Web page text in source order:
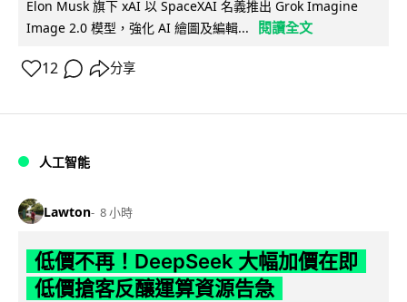
Elon Musk 旗下 xAI 以 SpaceXAI 名義推出 Grok Imagine
Image 2.0 模型，強化 AI 繪圖及編輯...
閱讀全文
12 分享
人工智能
Lawton 8 小時
低價不再！DeepSeek 大幅加價在即
低價搶客反釀運算資源告急